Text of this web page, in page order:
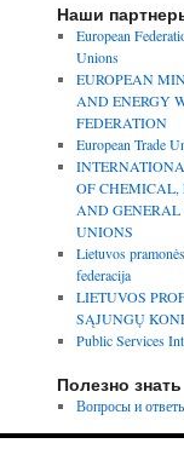
Наши
European
Unions
EUROPEAN
AND ENERGY
FEDERATION
European Trade
OF CHEMICAL,
AND GENERAL
UNIONS
Lietuvos
federacija
LIETUVOS
SĄJUNGŲ
Public Services
Полезно знать
Вопросы и